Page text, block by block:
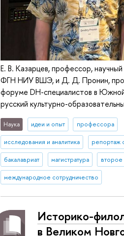
Е. В. Казарцев, профессор,
ФГН НИУ ВШЭ, и Д. Д. Пронин,
форуме DH-специалистов в
русский культурно-
Наука идеи и опыт профессора
исследования и аналитика репортаж
бакалавриат магистратура
международное сотрудничество
Историко-
в Великом